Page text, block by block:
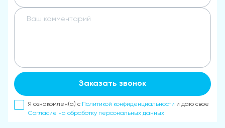
Заказать звонок
Я ознакомлен(а) с Политикой конфиденциальности и даю свое
Согласие на обработку персональных данных